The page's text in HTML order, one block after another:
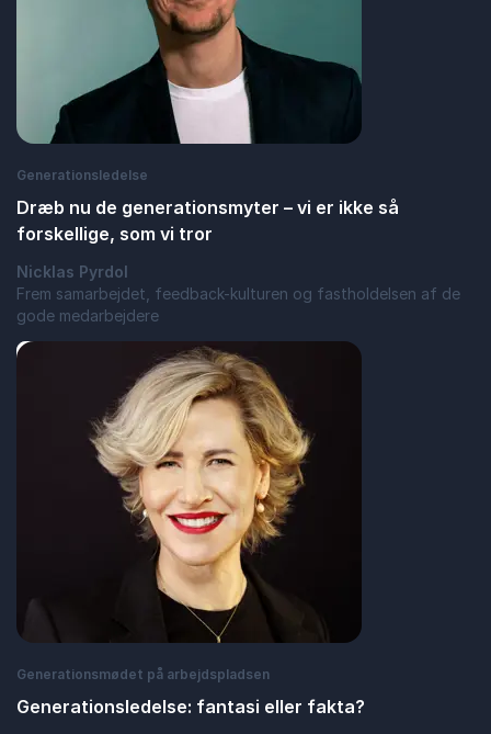
Generationsledelse
Dræb nu de generationsmyter – vi er ikke så
forskellige, som vi tror
Nicklas Pyrdol
Frem samarbejdet, feedback-kulturen og fastholdelsen af de
gode medarbejdere
Læs blogindlæg: Dræb nu de generationsmyter – vi er
Generationsmødet på arbejdspladsen
Generationsledelse: fantasi eller fakta?